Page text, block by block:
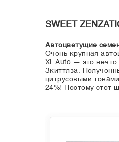
SWEET
Автоцветущие
Очень крупная
XL Auto — это
Зкиттлза.
цитрусовыми
24%! Поэтому этот